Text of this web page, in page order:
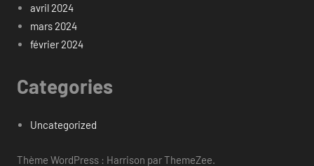
avril 2024
mars 2024
février 2024
Categories
Uncategorized
Thème WordPress : Harrison par ThemeZee.